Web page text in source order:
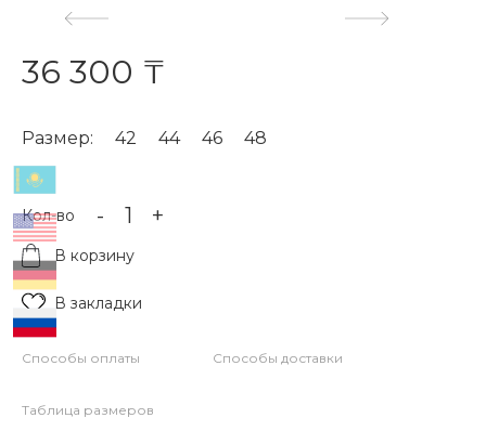
36 300 ₸
Размер: 42 44 46 48
Кол-во - +
В корзину
В закладки
Способы оплаты Способы доставки
Таблица размеров